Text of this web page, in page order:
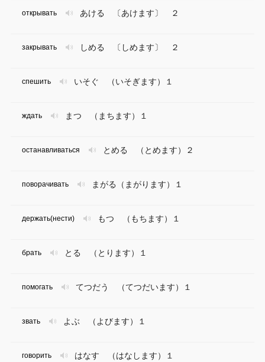
あける 〔あけます〕 ２
открывать
しめる 〔しめます〕 ２
закрывать
いそぐ （いそぎます）１
спешить
まつ （まちます）１
ждать
とめる （とめます）２
останавливаться
まがる（まがります）１
поворачивать
もつ （もちます）１
держать(нести)
とる （とります）１
брать
てつだう （てつだいます）１
помогать
よぶ （よびます）１
звать
はなす （はなします）１
говорить